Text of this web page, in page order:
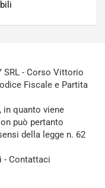
SRL - Corso Vittorio
Fiscale e Partita
in quanto viene
può pertanto
della legge n. 62
- Contattaci